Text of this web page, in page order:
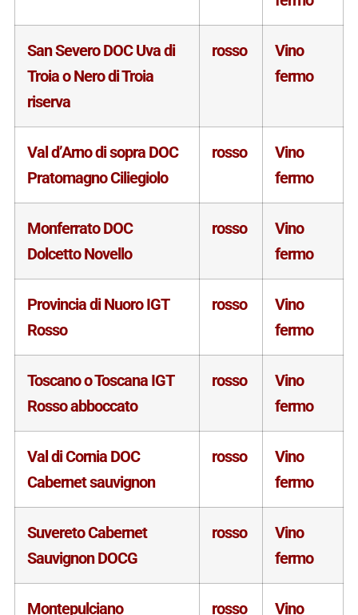
San Severo DOC Uva di
Troia o Nero di Troia
riserva
rosso
Vino
fermo
Val d’Arno di sopra DOC
Pratomagno Ciliegiolo
rosso
Vino
fermo
Monferrato DOC
Dolcetto Novello
rosso
Vino
fermo
Provincia di Nuoro IGT
Rosso
rosso
Vino
fermo
Toscano o Toscana IGT
Rosso abboccato
rosso
Vino
fermo
Val di Cornia DOC
Cabernet sauvignon
rosso
Vino
fermo
Suvereto Cabernet
Sauvignon DOCG
rosso
Vino
fermo
Montepulciano rosso Vino